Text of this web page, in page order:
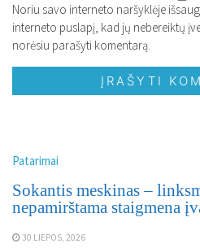
Noriu savo interneto naršyklėje
interneto puslapį, kad jų nebereiktų
norėsiu parašyti komentarą.
Patarimai
Sokantis meskinas –
nepamirštama staigmena
30 LIEPOS, 2026